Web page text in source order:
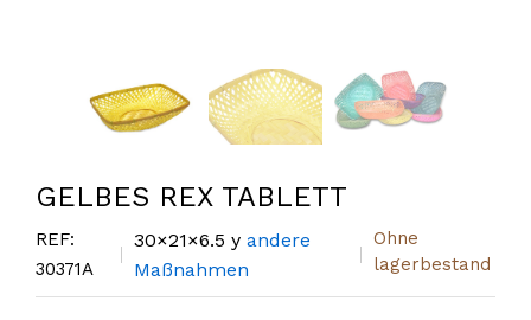
GELBES REX TABLETT
REF:
30371A
30×21×6.5 yandere
Maßnahmen
Ohne
lagerbestand